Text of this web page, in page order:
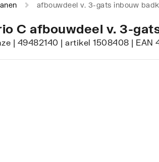
afbouwdeel v. 3-gats inbouw
C afbouwdeel v. 3-
| 49482140 | artikel 1508408 | EAN